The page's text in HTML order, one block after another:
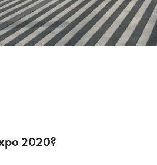
2020?